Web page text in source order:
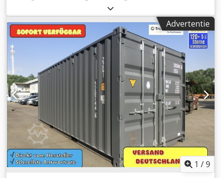
, GEBRUIKTE
opslagcontainers/zeecontainers 6m lang (20-voet) KLAAR
VOOR GEBRUIK, wind- en waterdicht Met geldige CSC-
sticker houten vloer Wij bieden u … Bezorging inclusief
lossen mogelijk tegen meerprijs een aanbod op maat
Crodpfxsrgprws Algjf Aangepaste lak afwerking Ombouw
van de container geheel naar uw wensen Alle aangeboden
containers zijn op voorraad Overig: • Afmetingen en
gewichten zijn op aanvraag beschikbaar NEEM CONTACT
MET ONS OP
Advertentie
1 /9